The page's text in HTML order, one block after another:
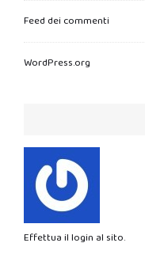
Feed dei commenti
WordPress.org
Effettua il login al sito.